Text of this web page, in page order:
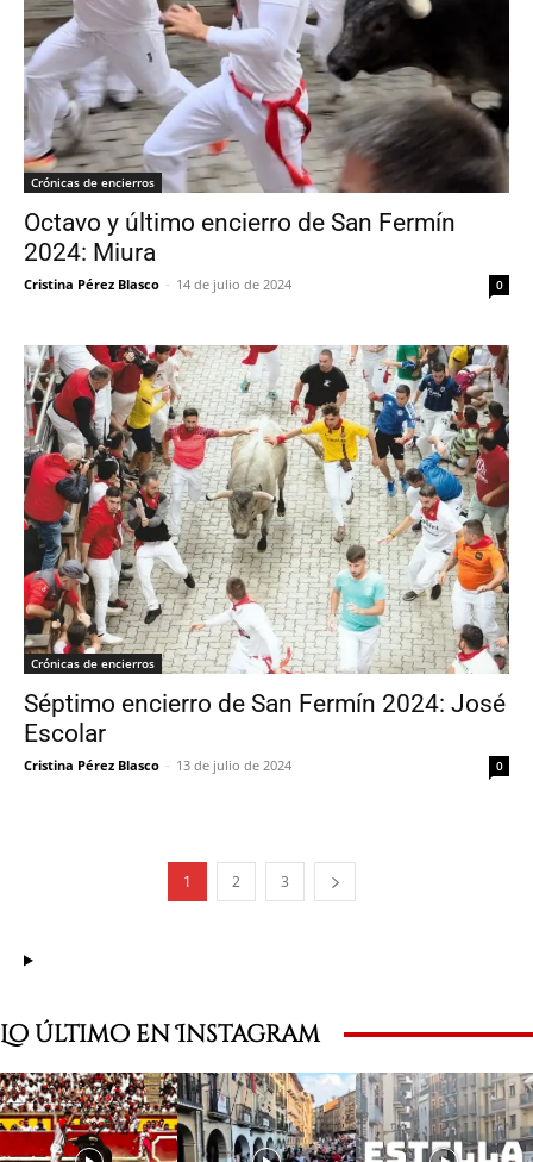
Crónicas de encierros
Octavo y último encierro de San Fermín
2024: Miura
Cristina Pérez Blasco - 14 de julio de 2024 0
Crónicas de encierros
Séptimo encierro de San Fermín 2024: José
Escolar
Cristina Pérez Blasco - 13 de julio de 2024 0
1 2 3
Lo último en Instagram